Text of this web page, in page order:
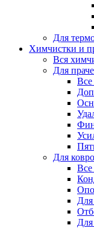
Для
Химчистки и
Вся
Для
Все
Для
Все
Для